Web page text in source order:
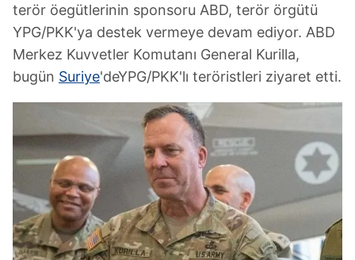
terör öegütlerinin sponsoru ABD, terör örgütü
YPG/PKK'ya destek vermeye devam ediyor. ABD
Merkez Kuvvetler Komutanı General Kurilla,
bugün Suriye'deYPG/PKK'lı teröristleri ziyaret etti.